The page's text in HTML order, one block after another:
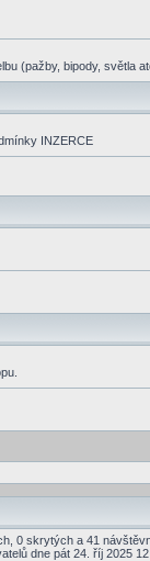
(pažby, bipody, světla
INZERCE
0 skrytých a 41
dne pát 24. říj 2025